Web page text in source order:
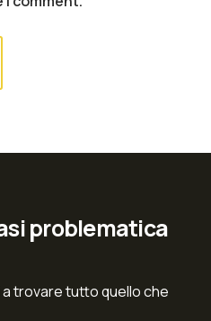
problematica
trovare tutto quello che